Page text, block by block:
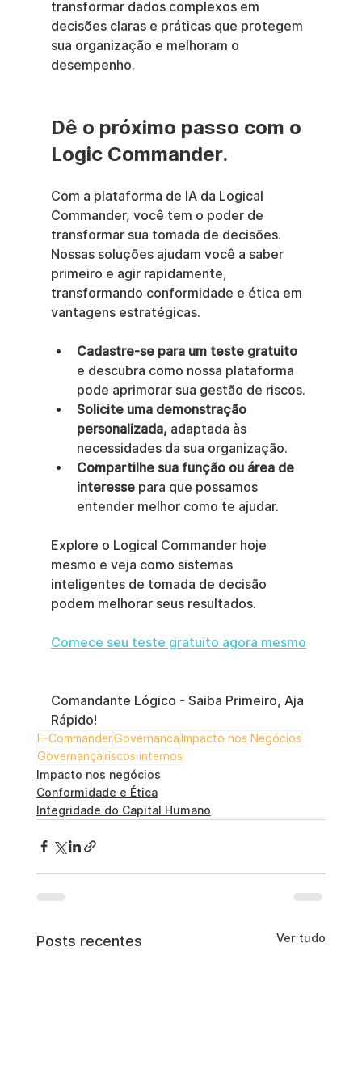
transformar dados complexos em
decisões claras e práticas que protegem
sua organização e melhoram o
desempenho.
Dê o próximo passo com o
Logic Commander.
Com a plataforma de IA da Logical
Commander, você tem o poder de
transformar sua tomada de decisões.
Nossas soluções ajudam você a saber
primeiro e agir rapidamente,
transformando conformidade e ética em
vantagens estratégicas.
Cadastre-se para um teste gratuito
e descubra como nossa plataforma
pode aprimorar sua gestão de riscos.
Solicite uma demonstração
personalizada, adaptada às
necessidades da sua organização.
Compartilhe sua função ou área de
interesse para que possamos
entender melhor como te ajudar.
Explore o Logical Commander hoje
mesmo e veja como sistemas
inteligentes de tomada de decisão
podem melhorar seus resultados.
Comece seu teste gratuito agora mesmo
Comandante Lógico - Saiba Primeiro, Aja
Rápido!
E-CommanderGovernanca Impacto nos Negócios
Governança riscos internos
Impacto nos negócios
Conformidade e Ética
Integridade do Capital Humano
Posts recentes Ver tudo